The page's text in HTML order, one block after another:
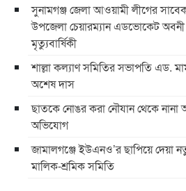
সুনামগঞ্জ জেলা আওয়ামী লীগের
উপজেলা চেয়ারম্যান এডভোকেট
মৃত্যুবার্ষিকী
শাল্লা কল্যাণ সমিতির সভাপতি এড.
অশেষ দাস
ছাতকে নোঙর করা নৌযান থেকে নানা
অভিযোগ
জামালগঞ্জে ইউএনও’র ছাপিয়ে দেয়া
মালিক-শ্রমিক সমিতি